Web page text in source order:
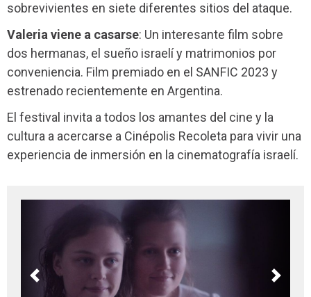
sobrevivientes en siete diferentes sitios del ataque.
Valeria viene a casarse: Un interesante film sobre
dos hermanas, el sueño israelí y matrimonios por
conveniencia. Film premiado en el SANFIC 2023 y
estrenado recientemente en Argentina.
El festival invita a todos los amantes del cine y la
cultura a acercarse a Cinépolis Recoleta para vivir una
experiencia de inmersión en la cinematografía israelí.
Previous Next